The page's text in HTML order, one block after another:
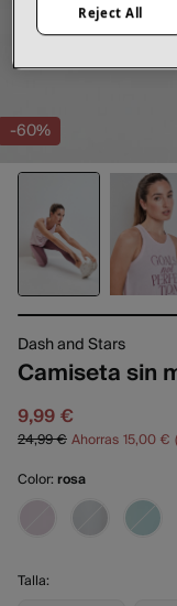
-60%
Dash and Stars
Camiseta sin
9,99 €
24,99 €Ahorras15,00 €
Color: rosa
Talla:
Reject All